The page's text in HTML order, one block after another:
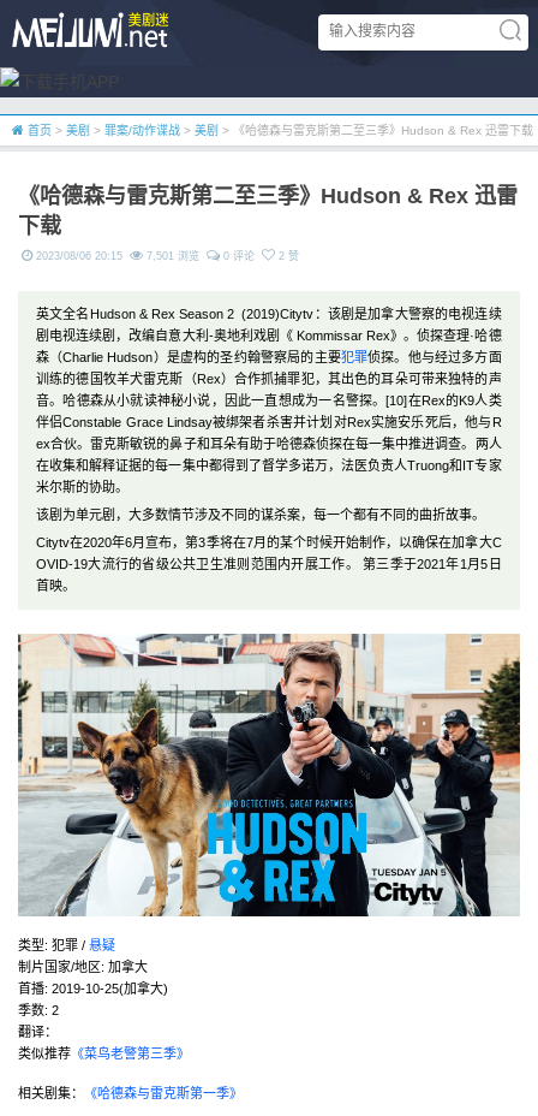
首页 > 美剧 > 罪案/动作谍战 > 美剧 > 《哈德森与雷克斯第二至三季》Hudson & Rex 迅雷下载
《哈德森与雷克斯第二至三季》Hudson & Rex 迅雷
下载
2023/08/06 20:15 7,501 浏览 0 评论 2 赞
英文全名Hudson & Rex Season 2 (2019)Citytv：该剧是加拿大警察的电视连续
剧电视连续剧，改编自意大利-奥地利戏剧《 Kommissar Rex》。侦探查理·哈德
森（Charlie Hudson）是虚构的圣约翰警察局的主要犯罪侦探。他与经过多方面
训练的德国牧羊犬雷克斯（Rex）合作抓捕罪犯，其出色的耳朵可带来独特的声
音。哈德森从小就读神秘小说，因此一直想成为一名警探。[10]在Rex的K9人类
伴侣Constable Grace Lindsay被绑架者杀害并计划对Rex实施安乐死后，他与R
ex合伙。雷克斯敏锐的鼻子和耳朵有助于哈德森侦探在每一集中推进调查。两人
在收集和解释证据的每一集中都得到了督学多诺万，法医负责人Truong和IT专家
米尔斯的协助。
该剧为单元剧，大多数情节涉及不同的谋杀案，每一个都有不同的曲折故事。
Citytv在2020年6月宣布，第3季将在7月的某个时候开始制作，以确保在加拿大C
OVID-19大流行的省级公共卫生准则范围内开展工作。 第三季于2021年1月5日
首映。
类型: 犯罪 / 悬疑
制片国家/地区: 加拿大
首播: 2019-10-25(加拿大)
季数: 2
翻译：
类似推荐 《菜鸟老警第三季》
相关剧集： 《哈德森与雷克斯第一季》